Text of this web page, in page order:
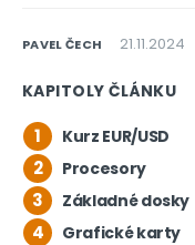
PAVEL ČECH 21.11.2024
KAPITOLY ČLÁNKU
1 Kurz EUR/USD
2 Procesory
3 Základné dosky
4 Grafické karty